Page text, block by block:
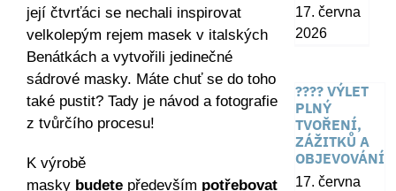
její čtvrťáci se nechali inspirovat
velkolepým rejem masek v italských
Benátkách a vytvořili jedinečné
sádrové masky. Máte chuť se do toho
také pustit? Tady je návod a fotografie
z tvůrčího procesu!
K výrobě
masky budetepředevším potřebovat
17. června
2026
???? VÝLET
PLNÝ
TVOŘENÍ,
ZÁŽITKŮ A
OBJEVOVÁNÍ
17. června